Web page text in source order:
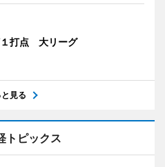
打点 大リーグ
と見る
トピックス